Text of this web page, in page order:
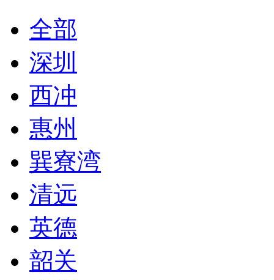
全部
深圳
西冲
惠州
巽寮湾
清远
英德
韶关